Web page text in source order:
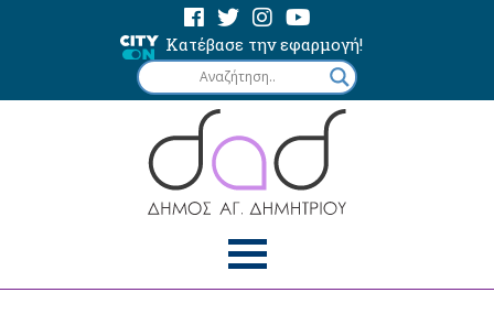
Κατέβασε την εφαρμογή!